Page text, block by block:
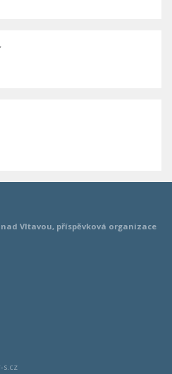
Vltavou, příspěvková organizace
s.cz